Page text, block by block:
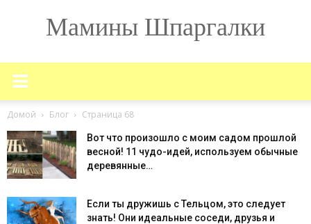
Мамины Шпаргалки
Домой Блог Страница 68
Вот что произошло с моим садом прошлой
весной! 11 чудо-идей, используем обычные
деревянные…
Если ты дружишь с Тельцом, это следует
знать! Они идеальные соседи, друзья и